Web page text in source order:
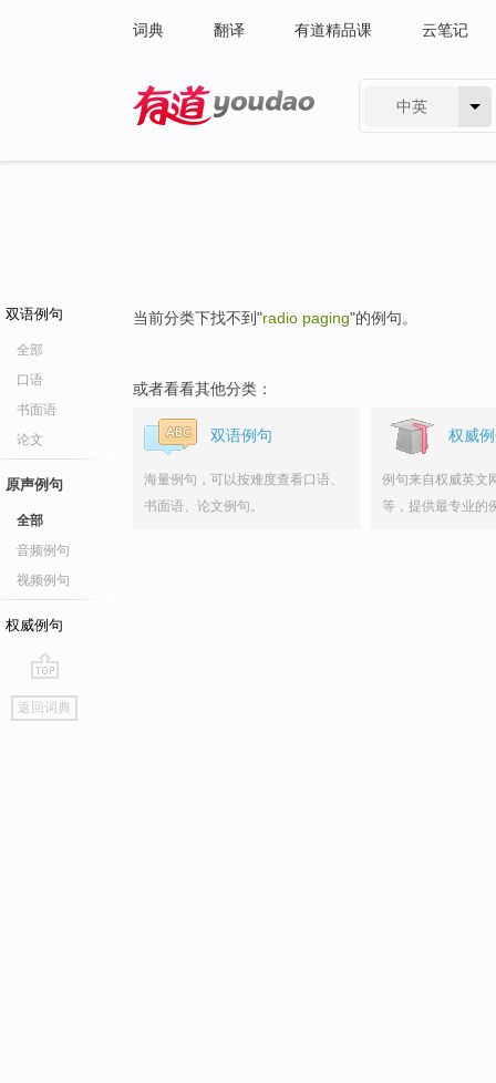
词典 翻译 有道精品课 云笔记
中英
双语例句
全部
口语
书面语
论文
原声例句
全部
音频例句
视频例句
权威例句
go
top
返回词典
当前分类下找不到"radio paging"的例句。
或者看看其他分类：
双语例句
海量例句，可以按难度查看口语、
书面语、论文例句。
权威
例句来自权威英文
等，提供最专业的